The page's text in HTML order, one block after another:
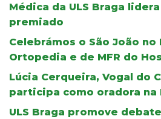
Médica da ULS Braga
premiado
Celebrámos o São João
Ortopedia e de MFR do
Lúcia Cerqueira, Vogal do
participa como oradora na
ULS Braga promove